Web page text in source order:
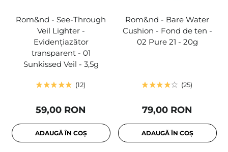
Rom&nd - See-Through
Veil Lighter -
Evidențiazător
transparent - 01
Sunkissed Veil - 3,5g
12
59,00 RON
ADAUGĂ ÎN COȘ
Rom&nd - Bare Water
Cushion - Fond de ten -
02 Pure 21 - 20g
25
79,00 RON
ADAUGĂ ÎN COȘ